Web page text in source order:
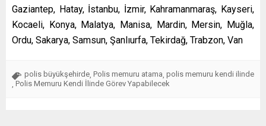
Gaziantep, Hatay, İstanbu, İzmir, Kahramanmaraş, Kayseri,
Kocaeli, Konya, Malatya, Manisa, Mardin, Mersin, Muğla,
Ordu, Sakarya, Samsun, Şanlıurfa, Tekirdağ, Trabzon, Van
polis büyükşehirde Polis memuru atama polis memuru kendi ilinde
Polis Memuru Kendi İlinde Görev Yapabilecek